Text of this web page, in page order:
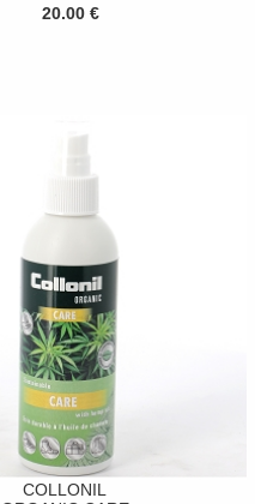
20.00 €
COLLONIL